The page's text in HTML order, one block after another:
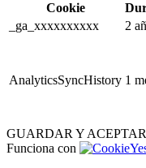
Cookie
_ga_xxxxxxxxxx
2
AnalyticsSyncHistory 1
GUARDAR Y ACEPTAR
Funciona con